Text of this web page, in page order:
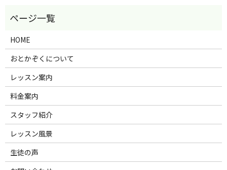
HOME
おとかぞくについて
レッスン案内
料金案内
スタッフ紹介
レッスン風景
生徒の声